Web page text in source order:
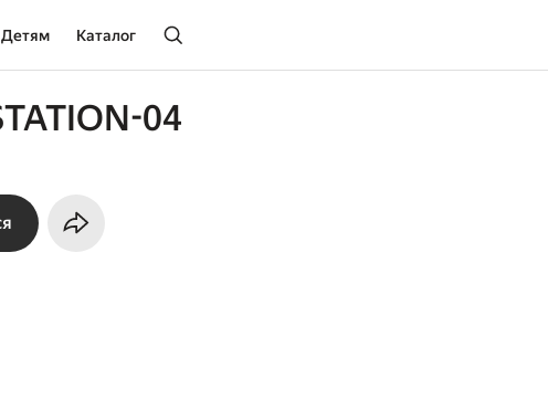
Детям Каталог
04